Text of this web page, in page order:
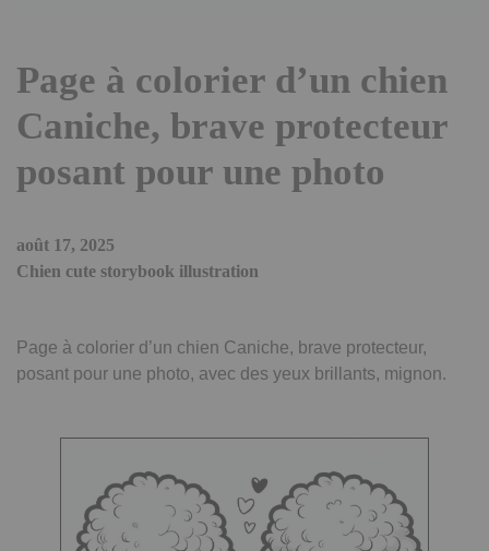
Page à colorier d’un chien
Caniche, brave protecteur
posant pour une photo
août 17, 2025
Chien cute storybook illustration
Page à colorier d’un chien Caniche, brave protecteur,
posant pour une photo, avec des yeux brillants, mignon.